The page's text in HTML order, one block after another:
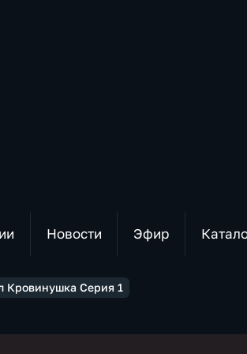
Новости Эфир
Кровинушка Серия 1